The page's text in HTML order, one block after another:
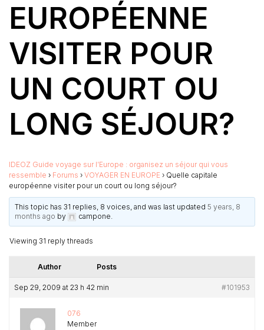
EUROPÉENNE
VISITER POUR
UN COURT OU
LONG SÉJOUR?
IDEOZ Guide voyage sur l’Europe : organisez un séjour qui vous
ressemble › Forums › VOYAGER EN EUROPE › Quelle capitale
européenne visiter pour un court ou long séjour?
This topic has 31 replies, 8 voices, and was last updated5 years, 8
months ago by campone.
Viewing 31 reply threads
Author Posts
Sep 29, 2009 at 23 h 42 min #101953
076
Member